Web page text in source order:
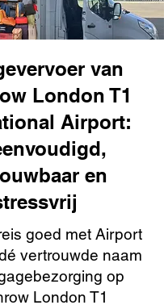
van
London T1
Airport:
en
goed met Airport
vertrouwde naam
op
London T1